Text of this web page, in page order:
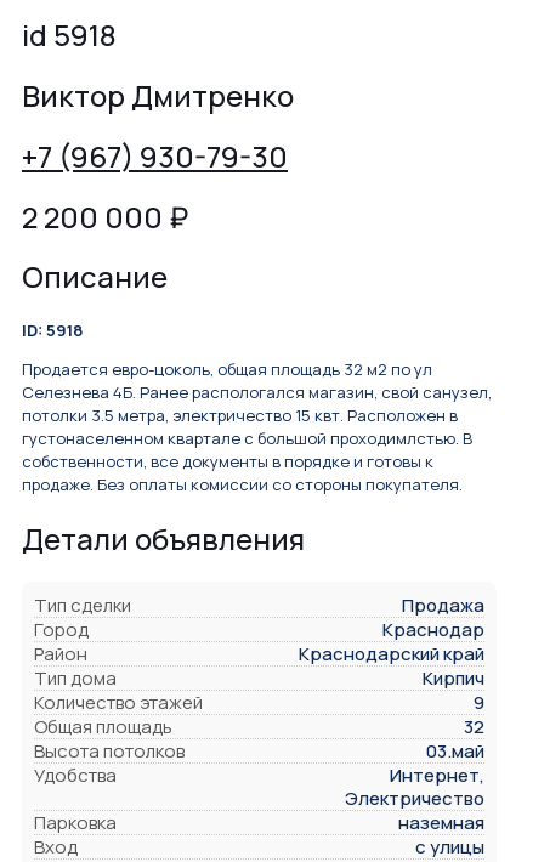
id 5918
Виктор Дмитренко
+7 (967) 930-79-30
2 200 000 ₽
Описание
ID: 5918
Продается евро-цоколь, общая площадь 32 м2 по ул
Селезнева 4Б. Ранее распологался магазин, свой санузел,
потолки 3.5 метра, электричество 15 квт. Расположен в
густонаселенном квартале с большой проходимлстью. В
собственности, все документы в порядке и готовы к
продаже. Без оплаты комиссии со стороны покупателя.
Детали объявления
Тип сделки
Продажа
Город
Краснодар
Район
Краснодарский край
Тип дома
Кирпич
Количество этажей
9
Общая площадь
32
Высота потолков
03.май
Удобства
Интернет,
Электричество
Парковка
наземная
Вход
с улицы